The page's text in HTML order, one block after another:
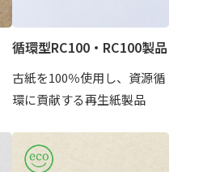
循環型RC100・RC100製品
古紙を100％使用し、資源循
環に貢献する再生紙製品